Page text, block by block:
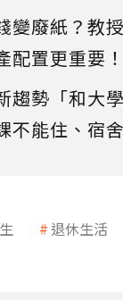
變廢紙？教
配置更重要！
趨勢「和大
不能住、宿
退休生活